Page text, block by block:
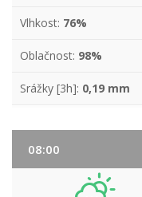
Vlhkost: 76%
Oblačnost: 98%
Srážky [3h]: 0,19 mm
08:00